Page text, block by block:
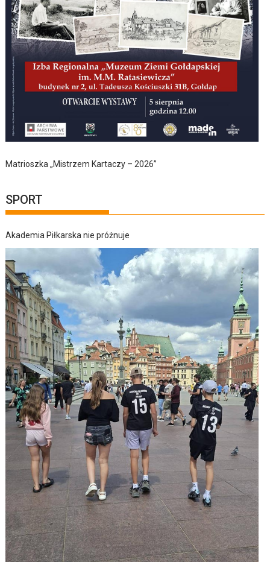
Matrioszka „Mistrzem Kartaczy – 2026”
SPORT
Akademia Piłkarska nie próżnuje